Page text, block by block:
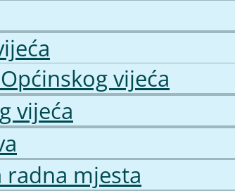
vijeća
vijeća
radna mjesta